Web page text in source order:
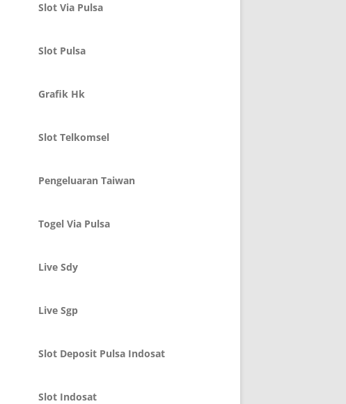
Slot Via Pulsa
Slot Pulsa
Grafik Hk
Slot Telkomsel
Pengeluaran Taiwan
Togel Via Pulsa
Live Sdy
Live Sgp
Slot Deposit Pulsa Indosat
Slot Indosat